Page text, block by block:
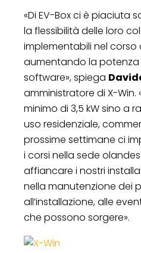
«Di EV-Box ci è piaciuta
la flessibilità delle loro
implementabili nel corso
aumentando la
software», spiega
amministratore di X-Win.
minimo di 3,5 kW sino a
uso residenziale,
prossime settimane ci
i corsi nella sede
affiancare i nostri
nella manutenzione dei
all’installazione, alle
che possono sorgere».